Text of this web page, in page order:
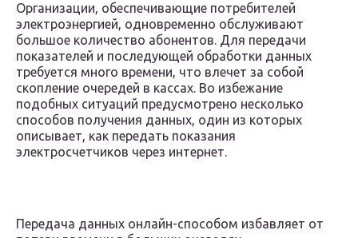
Организации, обеспечивающие потребителей
электроэнергией, одновременно обслуживают
большое количество абонентов. Для передачи
показателей и последующей обработки данных
требуется много времени, что влечет за собой
скопление очередей в кассах. Во избежание
подобных ситуаций предусмотрено несколько
способов получения данных, один из которых
описывает, как передать показания
электросчетчиков через интернет.
Передача данных онлайн-способом избавляет от